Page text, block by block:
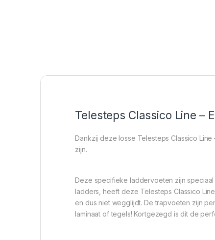
Telesteps Classico Line –
Dankzij deze losse Telesteps Classico
zijn.
Deze specifieke laddervoeten zijn
ladders, heeft deze Telesteps Classico
en dus niet wegglijdt. De trapvoeten zijn
laminaat of tegels! Kortgezegd is dit de